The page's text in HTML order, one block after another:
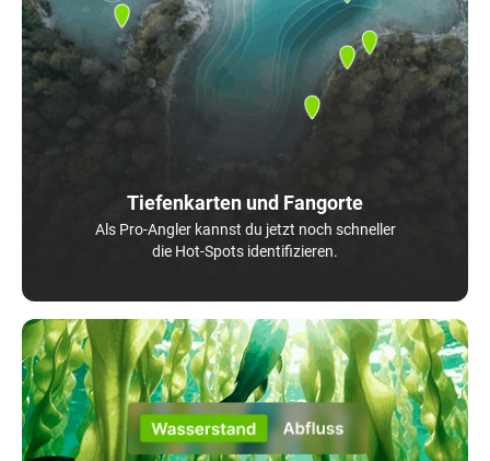
Tiefenkarten und Fangorte
Als Pro-Angler kannst du jetzt noch schneller
die Hot-Spots identifizieren.